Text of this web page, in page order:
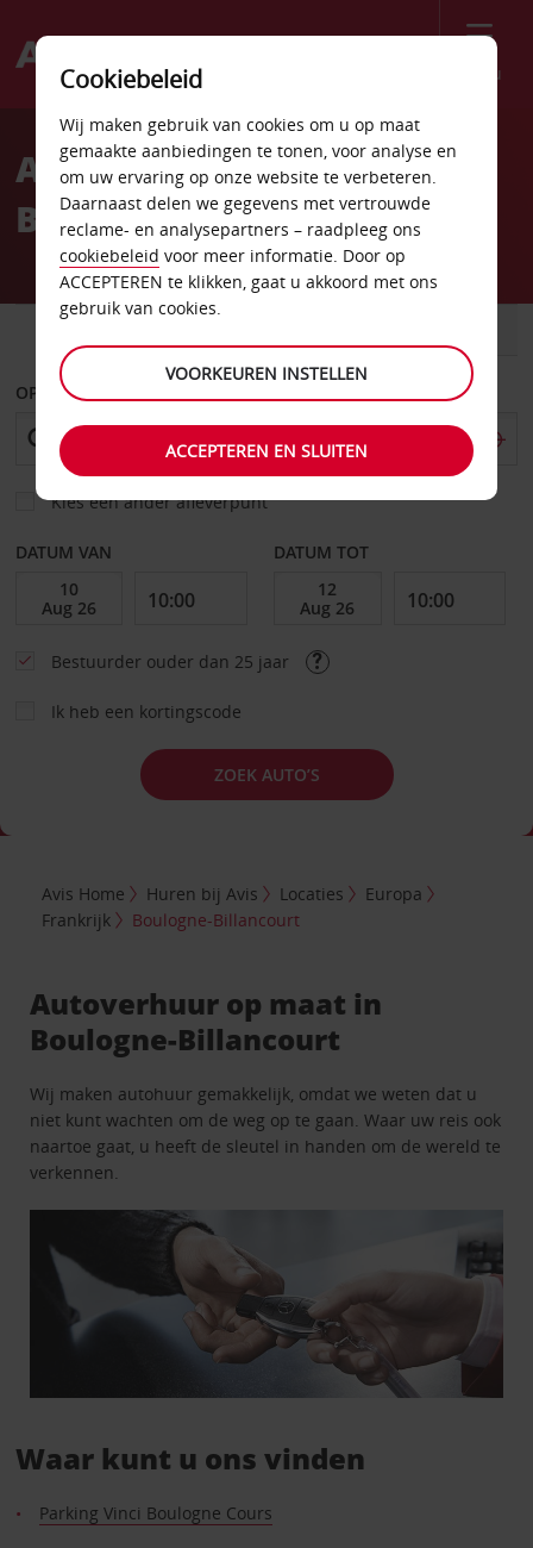
Menu
Welcome
AvisAutoverhuur Boulogne-
Billancourt
OPHALEN OP
Kies een ander afleverpunt
DATUM VAN DATUM TOT
Bestuurder ouder dan 25 jaar
Ik heb een kortingscode
ZOEK AUTO’S
Avis Home Huren bij Avis Locaties
Europa
Frankrijk
Boulogne-Billancourt
Autoverhuur op maat in
Boulogne-Billancourt
Wij maken autohuur gemakkelijk, omdat we weten dat u
niet kunt wachten om de weg op te gaan. Waar uw reis ook
naartoe gaat, u heeft de sleutel in handen om de wereld te
verkennen.
Waar kunt u ons vinden
Parking Vinci Boulogne Cours
Cookiebeleid
Wij maken gebruik van cookies om u op maat
gemaakte aanbiedingen te tonen, voor analyse en
om uw ervaring op onze website te verbeteren.
Daarnaast delen we gegevens met vertrouwde
reclame- en analysepartners – raadpleeg ons
cookiebeleid voor meer informatie. Door op
ACCEPTEREN te klikken, gaat u akkoord met ons
gebruik van cookies.
VOORKEUREN INSTELLEN
ACCEPTEREN EN SLUITEN